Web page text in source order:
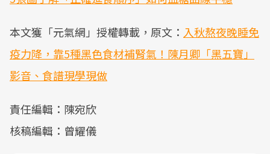
本文獲「元氣網」授權轉載，原文： 入秋熬夜晚睡免
疫力降，靠5種黑色食材補腎氣！陳月卿「黑五寶」
影音、食譜現學現做
責任編輯：陳宛欣
核稿編輯：曾耀儀